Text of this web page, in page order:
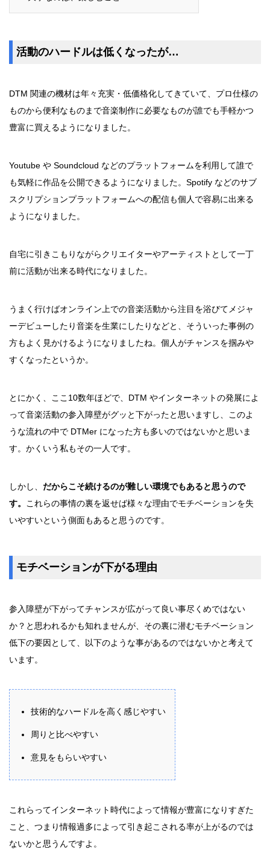
活動のハードルは低くなったが…
DTM 関連の機材は年々充実・低価格化してきていて、プロ仕様の
ものから便利なものまで音楽制作に必要なものが誰でも手軽かつ
豊富に買えるようになりました。
Youtube や Soundcloud などのプラットフォームを利用して誰で
も気軽に作品を公開できるようになりました。Spotify などのサブ
スクリプションプラットフォームへの配信も個人で容易に出来る
ようになりました。
自宅に引きこもりながらクリエイターやアーティストとして一丁
前に活動が出来る時代になりました。
うまく行けばオンライン上での音楽活動から注目を浴びてメジャ
ーデビューしたり音楽を生業にしたりなどと、そういった事例の
方もよく見かけるようになりましたね。個人がチャンスを掴みや
すくなったというか。
とにかく、ここ10数年ほどで、DTM やインターネットの発展によ
って音楽活動の参入障壁がグッと下がったと思いますし、このよ
うな流れの中で DTMer になった方も多いのではないかと思いま
す。かくいう私もその一人です。
しかし、 だからこそ続けるのが難しい環境でもあると思うので
す。
これらの事情の裏を返せば様々な理由でモチベーションを失
いやすいという側面もあると思うのです。
モチベーションが下がる理由
参入障壁が下がってチャンスが広がって良い事尽くめではない
か？と思われるかも知れませんが、その裏に潜むモチベーション
低下の要因として、以下のような事があるのではないかと考えて
います。
技術的なハードルを高く感じやすい
周りと比べやすい
意見をもらいやすい
これらってインターネット時代によって情報が豊富になりすぎた
こと、つまり情報過多によって引き起こされる率が上がるのでは
ないかと思うんですよ。